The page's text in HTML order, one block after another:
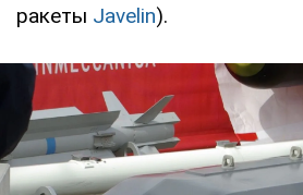
ракеты Javelin).